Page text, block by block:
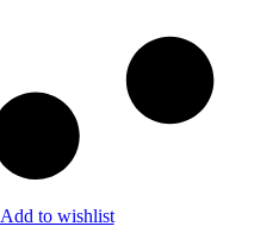
Add to wishlist